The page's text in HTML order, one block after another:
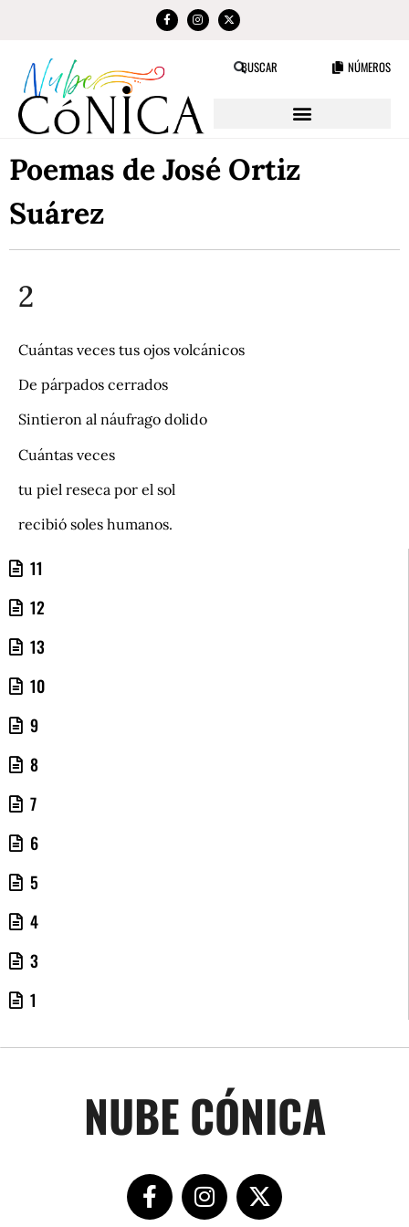
BUSCAR NÚMEROS
Poemas de José Ortiz
Suárez
11
12
13
10
9
8
7
6
5
4
3
1
2
Cuántas veces tus ojos volcánicos
De párpados cerrados
Sintieron al náufrago dolido
Cuántas veces
tu piel reseca por el sol
recibió soles humanos.
NUBE CÓNICA